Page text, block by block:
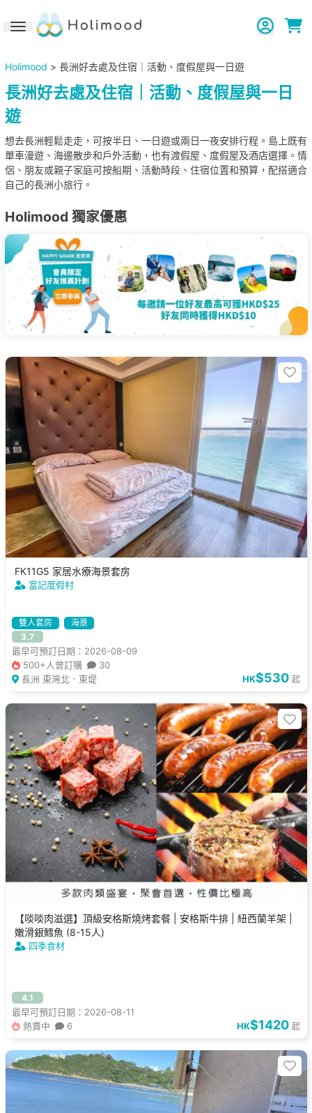
Toggle navigation
Holimood > 長洲好去處及住宿｜活動、度假屋與一日遊
長洲好去處及住宿｜活動、度假屋與一日
遊
想去長洲輕鬆走走，可按半日、一日遊或兩日一夜安排行程。島上既有
單車漫遊、海邊散步和戶外活動，也有渡假屋、度假屋及酒店選擇。情
侶、朋友或親子家庭可按船期、活動時段、住宿位置和預算，配搭適合
自己的長洲小旅行。
Holimood 獨家優惠
FK11G5 家居水療海景套房
富記度假村
雙人套房
海景
3.7
最早可預訂日期：2026-08-09
500+人曾訂購
30
長洲 東灣北．東堤
HK$530 起
【啖啖肉滋選】頂級安格斯燒烤套餐 | 安格斯牛排 | 紐西蘭羊架 |
嫩滑銀鱈魚 (8-15人)
四季食材
4.1
最早可預訂日期：2026-08-11
熱賣中
6 HK$1420 起